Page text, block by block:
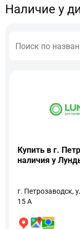
Наличие у
Купить в г.
наличия у
г. Петрозаводск,
15 А